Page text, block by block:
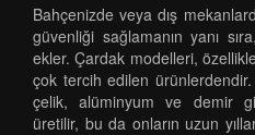
Bahçenizde veya dış
güvenliği sağlamanın yanı
ekler. Çardak modelleri,
çok tercih edilen
çelik, alüminyum ve demir
üretilir, bu da onların uzun